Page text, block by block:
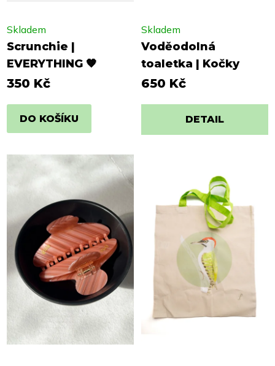
Scrunchie |
EVERYTHING 🧡
Skladem
350 Kč
DO KOŠÍKU
Voděodolná
toaletka | Kočky
Skladem
650 Kč
DETAIL